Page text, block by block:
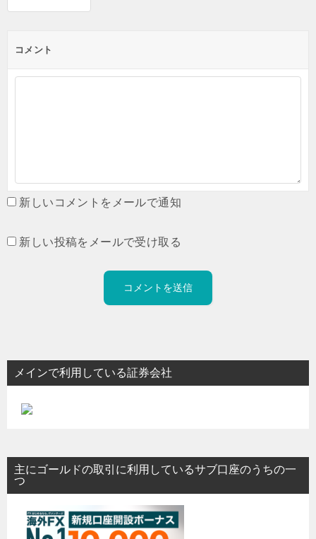
コメント
新しいコメントをメールで通知
新しい投稿をメールで受け取る
メインで利用している証券会社
主にゴールドの取引に利用しているサブ口座のうちの一
つ